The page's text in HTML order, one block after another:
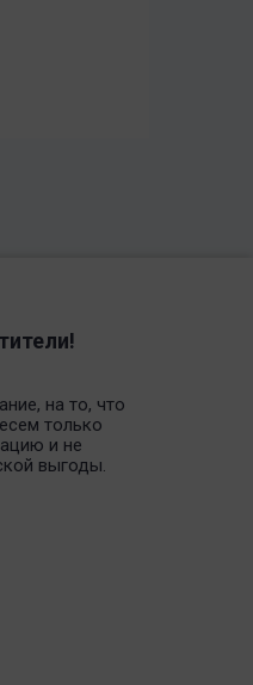
на то, что
только
и не
выгоды.